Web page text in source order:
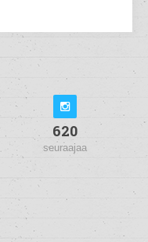
620
seuraajaa